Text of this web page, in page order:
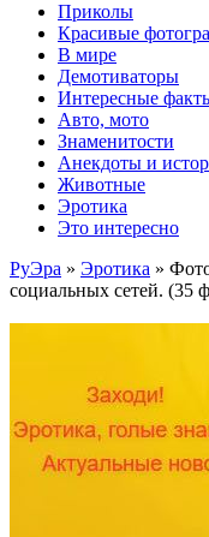
Приколы
Красивые
В мире
Демотиваторы
Интересные
Авто, мото
Знаменитости
Анекдоты и
Животные
Эротика
Это интересно
РуЭра » Эротика »
социальных сетей. (35